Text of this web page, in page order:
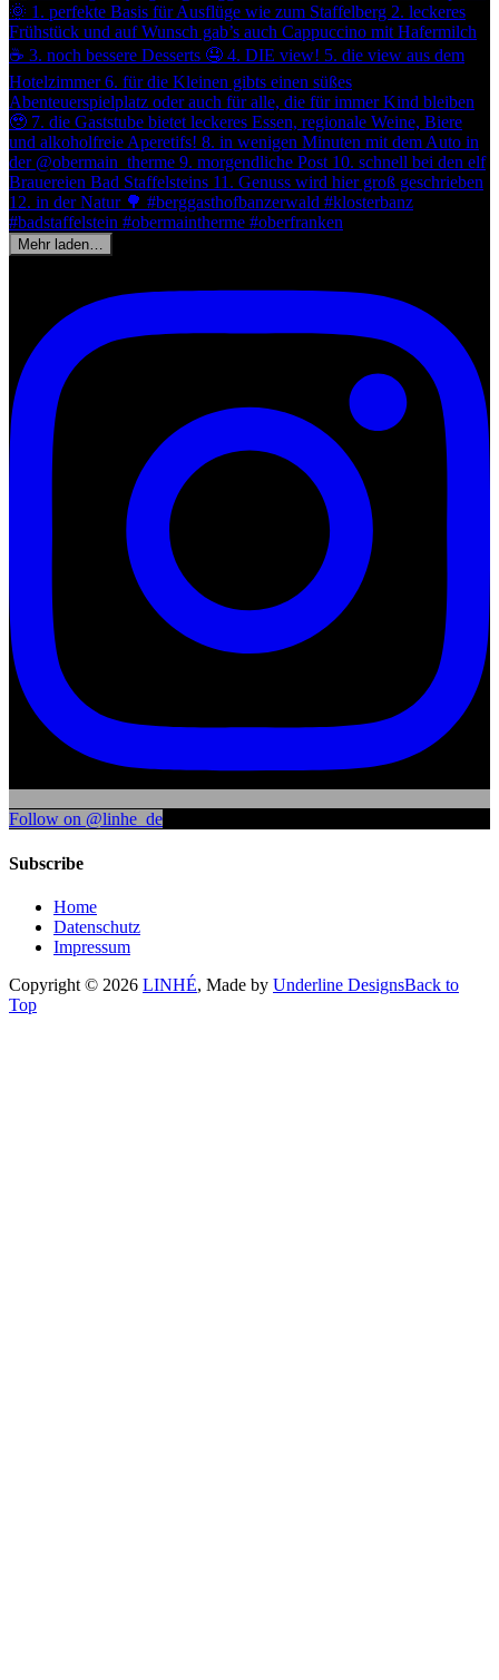
Mehr laden…
Follow on @linhe_de
Subscribe
Home
Datenschutz
Impressum
Copyright © 2026 LINHÉ, Made by Underline DesignsBack to
Top